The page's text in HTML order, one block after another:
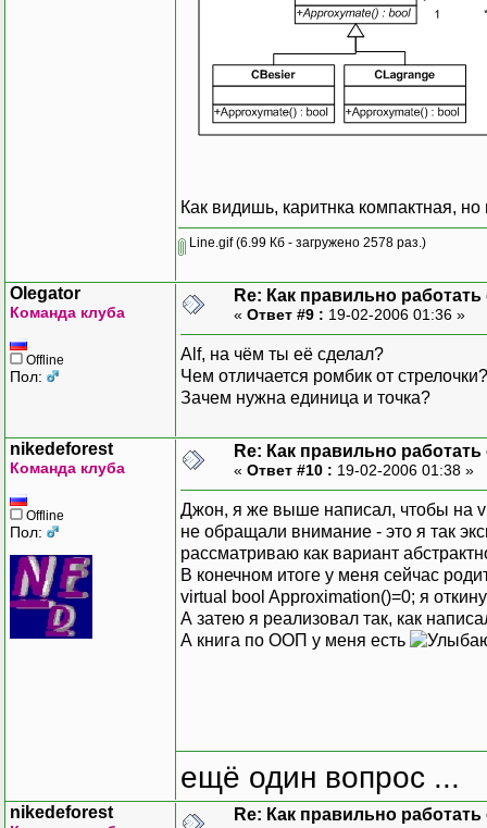
Как видишь, каритнка компактная,
Line.gif(6.99 Кб - загружено 2578 раз.)
Olegator
Команда клуба
Offline
Пол:
Re: Как правильно
« Ответ #9 : 19-02-2006 01:36 »
Alf, на чём ты её сделал?
Чем отличается ромбик от стрелочки?
Зачем нужна единица и точка?
nikedeforest
Команда клуба
Offline
Пол:
Re: Как правильно
« Ответ #10 : 19-02-2006 01:38 »
Джон, я же выше написал, чтобы на
не обращали внимание - это я так
рассматриваю как вариант
В конечном итоге у меня сейчас
virtual bool Approximation()=0; я
А затею я реализовал так, как
А книга по ООП у меня есть
ещё один вопрос ...
nikedeforest Re: Как правильно